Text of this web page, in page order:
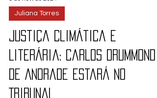
8 de nov. de 2024
Juliana Torres
Justiça Climática e
Literária: Carlos Drummond